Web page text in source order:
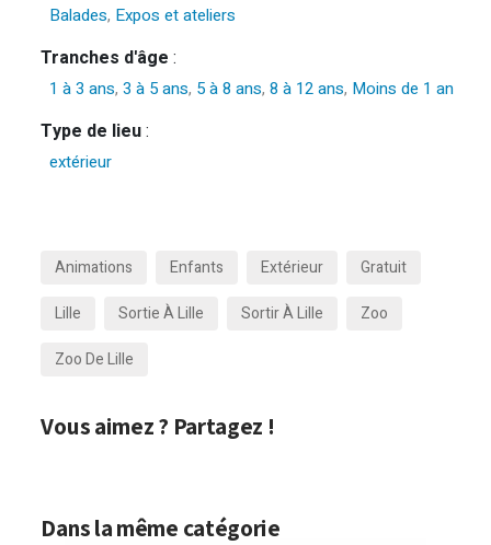
Balades, Expos et ateliers
Tranches d'âge :
1 à 3 ans,3 à 5 ans, 5 à 8 ans,8 à 12 ans, Moins de 1 an
Type de lieu:
extérieur
Animations Enfants Extérieur
Gratuit
Lille
Sortie À Lille Sortir À Lille
Zoo
Zoo De Lille
Vous aimez ? Partagez !
Dans la même catégorie